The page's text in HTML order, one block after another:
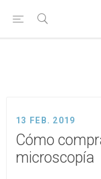
13 FEB. 2019
Cómo
microscopía